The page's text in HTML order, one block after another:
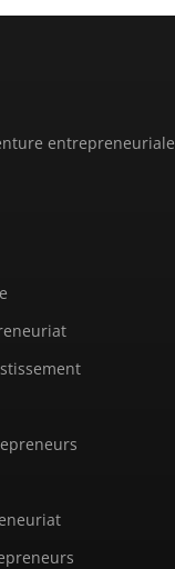
entrepreneuriale